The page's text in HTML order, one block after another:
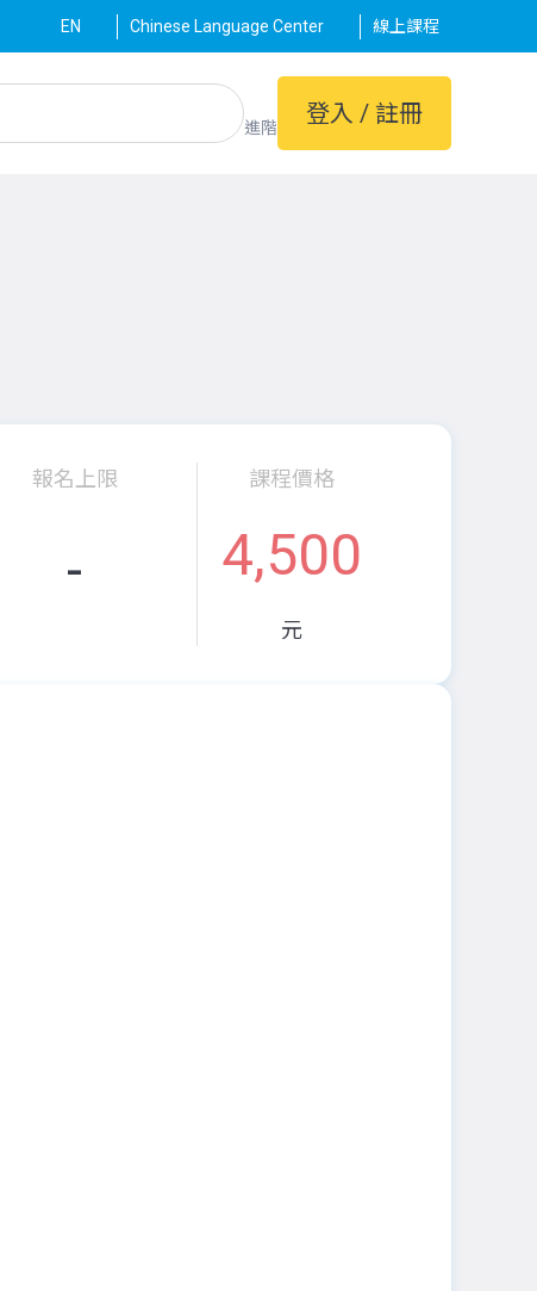
EN Chinese Language Center 線上課程
進階 登入 / 註冊
報名上限
-
課程價格
4,500
元